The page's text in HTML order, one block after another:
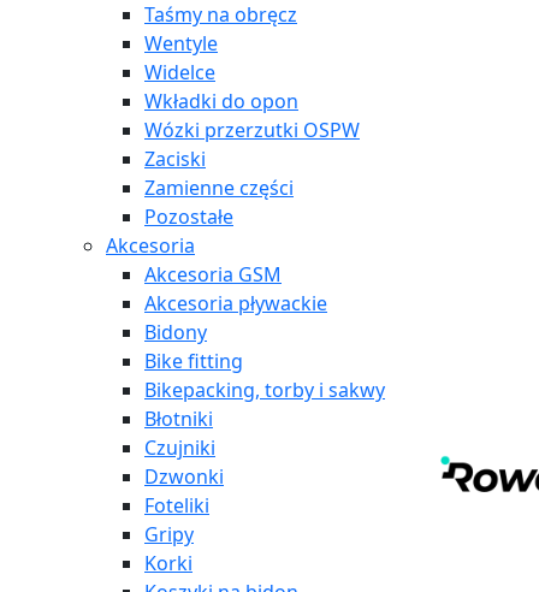
Taśmy na obręcz
Wentyle
Widelce
Wkładki do opon
Wózki przerzutki OSPW
Zaciski
Zamienne części
Pozostałe
Akcesoria
Akcesoria GSM
Akcesoria pływackie
Bidony
Bike fitting
Bikepacking, torby i sakwy
Błotniki
Czujniki
Dzwonki
Foteliki
Gripy
Korki